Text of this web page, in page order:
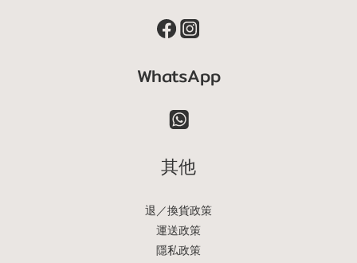
WhatsApp
其他
退／換貨政策
運送政策
隱私政策